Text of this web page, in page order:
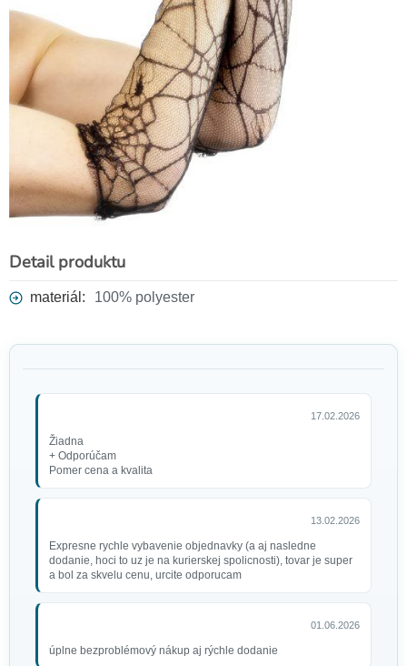
Detail produktu
materiál: 100% polyester
17.02.2026
Žiadna
+ Odporúčam
Pomer cena a kvalita
13.02.2026
Expresne rychle vybavenie objednavky (a aj nasledne
dodanie, hoci to uz je na kurierskej spolicnosti), tovar je super
a bol za skvelu cenu, urcite odporucam
01.06.2026
úplne bezproblémový nákup aj rýchle dodanie